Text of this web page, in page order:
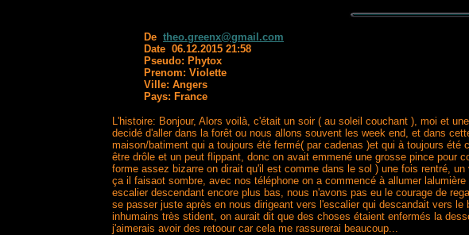
De theo.greenx@gmail.com
Date 06.12.2015 21:58
Pseudo: Phytox
Prenom: Violette
Ville: Angers
Pays: France
L'histoire: Bonjour, Alors voilà, c'était un soir ( au soleil couchant ), moi et
decidé d'aller dans la forêt ou nous allons souvent les week end, et dans
maison/batiment qui a toujours été fermé( par cadenas )et qui à toujours
être drôle et un peut flippant, donc on avait emmené une grosse pince pour
forme assez bizarre on dirait qu'il est comme dans le sol ) une fois rentré,
ça il faisaot sombre, avec nos téléphone on a commencé à allumer
escalier descendant encore plus bas, nous n'avons pas eu le courage de
se passer juste après en nous dirigeant vers l'escalier qui descandait vers
inhumains très stident, on aurait dit que des choses étaient enfermés la
j'aimerais avoir des retoour car cela me rassurerai beaucoup...